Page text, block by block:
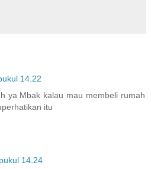
14.22
ya Mbak kalau mau membeli rumah
itu
14.24